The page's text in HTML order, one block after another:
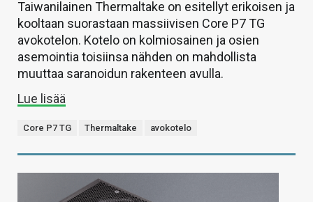
Taiwanilainen Thermaltake on esitellyt erikoisen ja
kooltaan suorastaan massiivisen Core P7 TG
avokotelon. Kotelo on kolmiosainen ja osien
asemointia toisiinsa nähden on mahdollista
muuttaa saranoidun rakenteen avulla.
Lue lisää
Core P7 TG Thermaltake avokotelo